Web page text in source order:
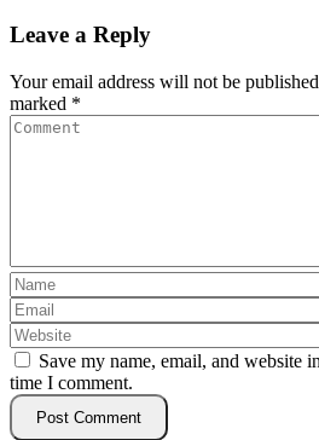
Leave a Reply
Your email address will not be
marked *
Save my name, email, and website
time I comment.